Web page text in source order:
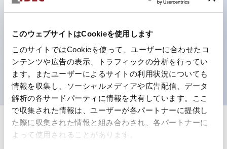
このウェブサイトはCookieを使用します
このサイトではCookieを使って、ユーザーに合わせたコ
ンテンツや広告の表示、トラフィックの分析を行ってい
ます。またユーザーによるサイトの利用状況についても
情報を収集し、ソーシャルメディアや広告配信、データ
解析の各サードパーティに情報を共有しています。ここ
で収集された情報は、ユーザーが各パートナーに提供し
た際に収集された情報と組み合わされ、各パートナーに
よって使用されることがあります。
ました。
で色ごとに分かれていたLED球を、1色のLED球で各色
を表現できるようにしました。
UL、CSA、TÜV、CCC認証品。
仕様